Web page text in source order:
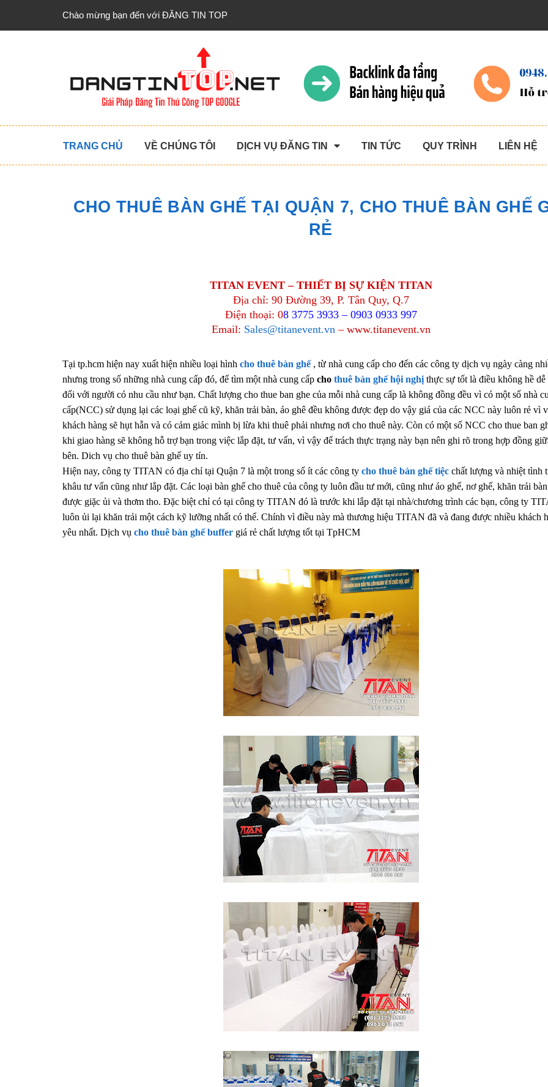
Chào mừng bạn đến với ĐĂNG TIN TOP
TRANG CHỦ VỀ CHÚNG TÔI DỊCH VỤ ĐĂNG TIN TIN TỨC QUY TRÌNH LIÊN HỆ
CHO THUÊ BÀN GHẾ TẠI QUẬN 7, CHO THUÊ BÀN GHẾ
RẺ
TITAN EVENT – THIẾT BỊ SỰ KIỆN TITAN
Địa chỉ: 90 Đường 39, P. Tân Quy, Q.7
Điện thoại: 08 3775 3933 – 0903 0933 997
Email: Sales@titanevent.vn– www.titanevent.vn
Tại tp.hcm hiện nay xuất hiện nhiều loại hình cho thuê bàn ghế, từ nhà cung cấp cho đến các công ty dịch vụ ngày càng
nhưng trong số những nhà cung cấp đó, để tìm một nhà cung cấp cho thuê bàn ghế hội nghị thực sự tốt là điều không hề dễ
đối với người có nhu cầu như bạn. Chất lượng cho thue ban ghe của mỗi nhà cung cấp là không đồng đều vì có một số nhà
cấp(NCC) sử dụng lại các loại ghế cũ kỹ, khăn trải bàn, áo ghê đều không được đẹp do vậy giá của các NCC này luôn rẻ vì
khách hàng sẽ hụt hẫn và có cảm giác mình bị lừa khi thuê phải nhưng nơi cho thuê này. Còn có một số NCC cho thue ban
khi giao hàng sẽ không hỗ trợ bạn trong việc lắp đặt, tư vấn, vì vậy để trách thực trạng này bạn nên ghi rõ trong hợp đồng
bên. Dich vụ cho thuê bàn ghế uy tín.
Hiện nay, công ty TITAN có địa chỉ tại Quận 7 là một trong số ít các công ty cho thuê bàn ghế tiệc chất lượng và nhiệt tình
khâu tư vấn cũng như lắp đặt. Các loại bàn ghế cho thuê của công ty luôn đầu tư mới, cũng như áo ghế, nơ ghế, khăn trải
được giặc ủi và thơm tho. Đặc biệt chỉ có tại công ty TITAN đó là trước khi lắp đặt tại nhà/chương trình các bạn, công ty
luôn ủi lại khăn trải một cách kỹ lưỡng nhất có thể. Chính vì điều này mà thương hiệu TITAN đã và đang được nhiều khách
yêu nhất. Dịch vụ cho thuê bàn ghế buffer giá rẻ chất lượng tốt tại TpHCM